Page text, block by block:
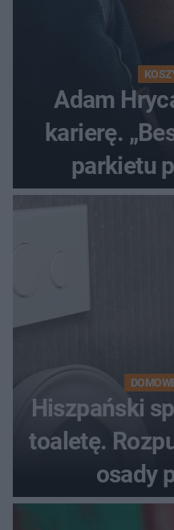
Adam
karierę.
parkietu
Hiszpański
toaletę.
osady